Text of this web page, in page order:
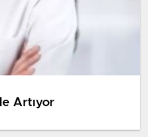
Artıyor